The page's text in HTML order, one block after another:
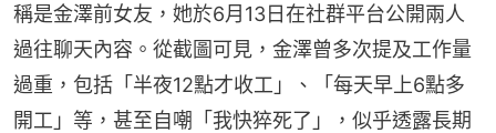
稱是金澤前女友，她於6月13日在社群平台公開兩人
過往聊天內容。從截圖可見，金澤曾多次提及工作量
過重，包括「半夜12點才收工」、「每天早上6點多
開工」等，甚至自嘲「我快猝死了」，似乎透露長期